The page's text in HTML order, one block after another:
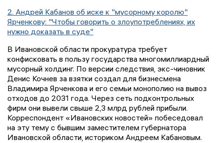
2. Андрей Кабанов об иске к "мусорному королю"
Ярченкову: "Чтобы говорить о злоупотреблениях, их
нужно доказать в суде"
В Ивановской области прокуратура требует
конфисковать в пользу государства многомиллиардный
мусорный холдинг. По версии следствия, экс-чиновник
Денис Кочнев за взятки создал для бизнесмена
Владимира Ярченкова и его семьи монополию на вывоз
отходов до 2031 года. Через сеть подконтрольных
фирм они вывели свыше 2,3 млрд рублей прибыли.
Корреспондент «Ивановских новостей» побеседовал
на эту тему с бывшим заместителем губернатора
Ивановской области, историком Андреем Кабановым.